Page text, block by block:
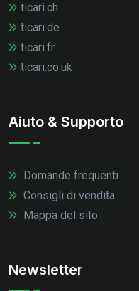
ticari.ch
ticari.de
ticari.fr
ticari.co.uk
Aiuto & Supporto
Domande frequenti
Consigli di vendita
Mappa del sito
Newsletter